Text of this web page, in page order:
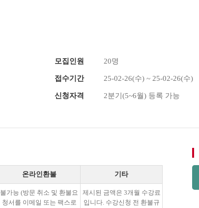
모집인원 20명
접수기간 25-02-26(수) ~ 25-02-26(수)
신청자격 2분기(5~6월) 등록 가능
온라인환불 기타
불가능 (방문 취소 및 환불요
청서를 이메일 또는 팩스로
제시된 금액은 3개월 수강료
입니다. 수강신청 전 환불규